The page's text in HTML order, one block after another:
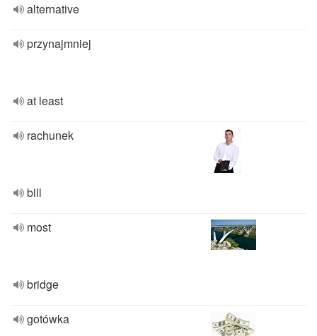
alternative
przynajmniej
at least
rachunek
bill
most
bridge
gotówka